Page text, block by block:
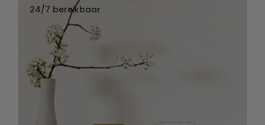
24/7 bereikbaar